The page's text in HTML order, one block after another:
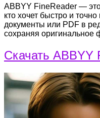
ABBYY FineReader —
кто хочет быстро и
документы или PDF в
сохраняя оригинальное
Скачать ABBYY